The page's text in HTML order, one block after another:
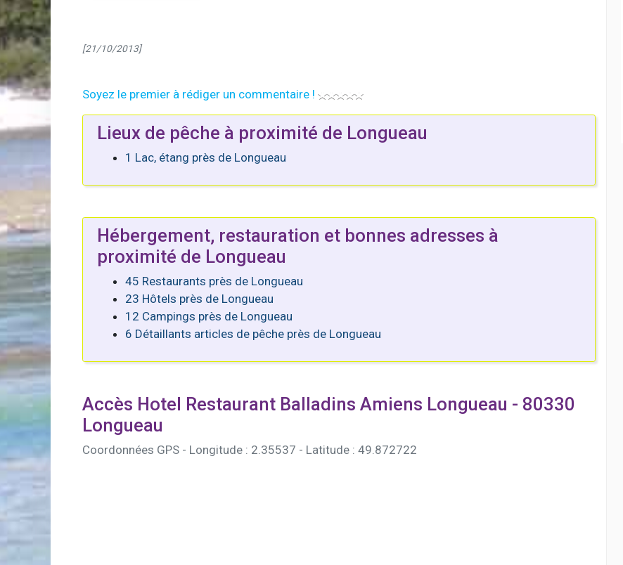
[21/10/2013]
Soyez le premier à rédiger un commentaire !
Lieux de pêche à proximité de Longueau
1 Lac, étang près de Longueau
Hébergement, restauration et bonnes adresses à
proximité de Longueau
45 Restaurants près de Longueau
23 Hôtels près de Longueau
12 Campings près de Longueau
6 Détaillants articles de pêche près de Longueau
Accès Hotel Restaurant Balladins Amiens Longueau - 80330
Longueau
Coordonnées GPS - Longitude : 2.35537 - Latitude : 49.872722